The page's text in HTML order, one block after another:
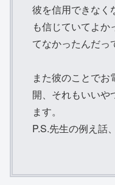
彼を信用できなく
も信じていてよか
てなかったんだっ
また彼のことで
開、それもいいや
ます。
P.S.先生の例え話